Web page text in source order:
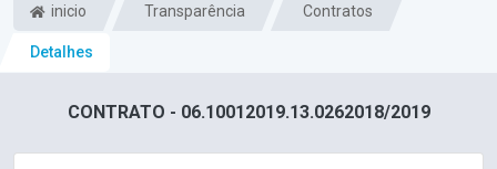
inicio Transparência Contratos
Detalhes
CONTRATO - 06.10012019.13.0262018/2019